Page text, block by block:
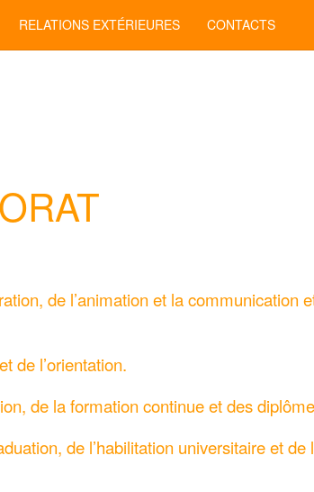
RELATIONS EXTÉRIEURES CONTACTS
de l’animation et la communication
de l’orientation.
de la formation continue et des
de l’habilitation universitaire et de